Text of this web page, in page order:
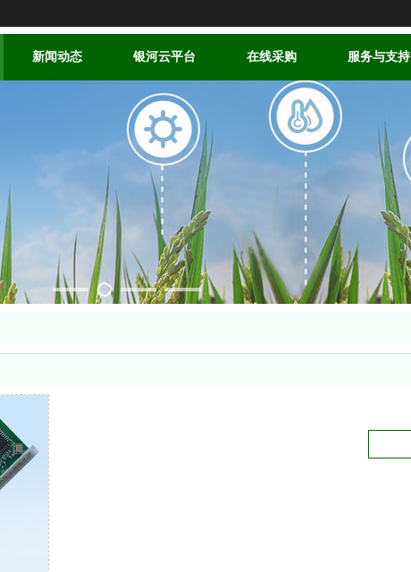
新闻动态 银河云平台 在线采购 服务与支持